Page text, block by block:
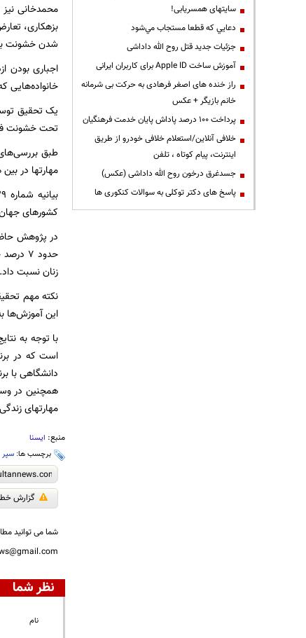
محمدخانی
بزهکاری،‌
شدن خشونت
خانواده‌هایی
تحت خشونت
طبق
مهارتها در
کشورهای جهان سوم تا 70
حدود
زنان نسبت داد.
نکته مهم
این آموزش‌ها
با توجه به
است که در
دانشگاهی با
همچنین در
مهارتهای
منبع: ایسنا
برچسب ها: سپر
گزارش
شما می توانید
نظر شما
نام
سایتهای همسریابی!
دعايي كه قطعا مستجاب مي‌شود
جزئیات جدید قتل روح الله داداشی
آموزش ساخت Apple ID برای کاربران ایرانی
راز خنده های اصغر فرهادی به حرکت بی شرمانه
خانم بازیگر + عکس
پرداخت ۱۰۰ درصد پاداش پایان خدمت فرهنگیان
خلافی آنلاین/استعلام خلافی خودرو از طریق
اینترنت، پیام کوتاه ، تلفن
جسدغرق درخون روح الله داداشی (عکس)
پاسخ های دکتر توکلی به سوالات کنکوری ها